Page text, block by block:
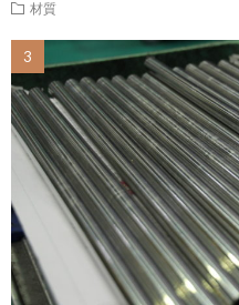
材質